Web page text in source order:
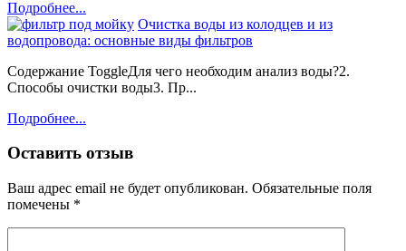
Подробнее...
Очистка воды из колодцев и из
водопровода: основные виды фильтров
Содержание ToggleДля чего необходим анализ воды?2.
Способы очистки воды3. Пр...
Подробнее...
Оставить отзыв
Ваш адрес email не будет опубликован. Обязательные поля
помечены *